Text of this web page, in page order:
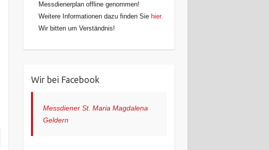
Messdienerplan offline genommen!
Weitere Informationen dazu finden Sie hier.
Wir bitten um Verständnis!
Wir bei Facebook
Messdiener St. Maria Magdalena
Geldern